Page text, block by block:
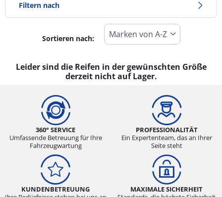
Filtern nach
Reifentyp
Alle Arten (0)
Winter (0)
Sommer (0)
Ganzjahresreifen (0)
Fahrzeugmodell
Alle Arten (0)
Pkw (0)
Sortieren nach:
Leider sind die Reifen in der gewünschten Größe
derzeit nicht auf Lager.
360° SERVICE
Umfassende Betreuung für Ihre
Fahrzeugwartung
PROFESSIONALITÄT
Ein Expertenteam, das an Ihrer
Seite steht
KUNDENBETREUUNG
MAXIMALE SICHERHEIT